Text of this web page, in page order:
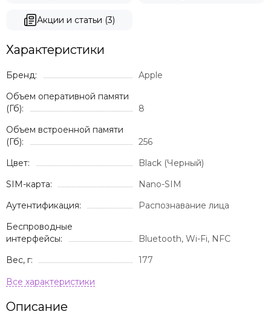
Акции и статьи (3)
Характеристики
Бренд:
Apple
Объем оперативной памяти
(Гб):
8
Объем встроенной памяти
(Гб):
256
Цвет:
Black (Черный)
SIM-карта:
Nano-SIM
Аутентификация:
Распознавание лица
Беспроводные
интерфейсы:
Bluetooth, Wi-Fi, NFC
Вес, г:
177
Описание